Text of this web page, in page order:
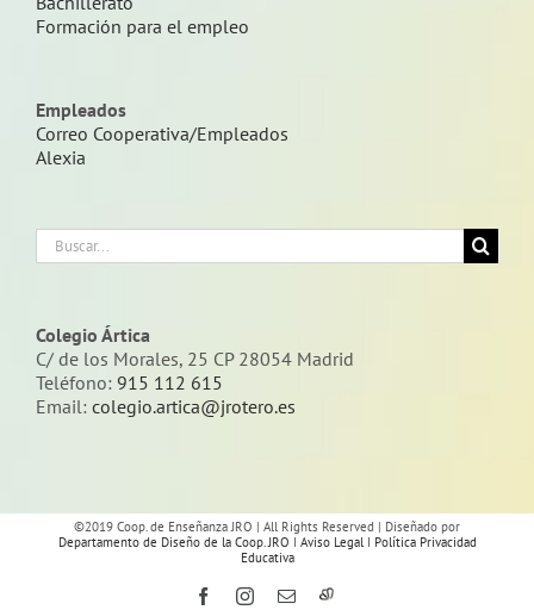
Formación para el empleo
Empleados
Correo Cooperativa/Empleados
Alexia
Buscar:
Colegio Ártica
C/ de los Morales, 25 CP 28054 Madrid
Teléfono: 915 112 615
Email: colegio.artica@jrotero.es
©2019 Coop. de Enseñanza JRO | All Rights Reserved | Diseñado por
Departamento de Diseño de la Coop. JRO I Aviso LegalI Política Privacidad
Educativa
FacebookInstagram
CorreoAlexia